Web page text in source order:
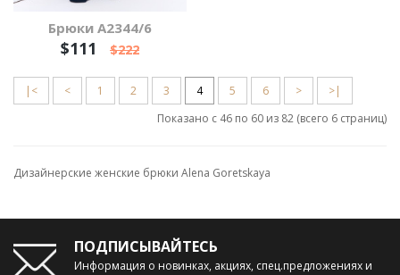
Брюки А2344/6
$111 $222
|< < 1 2 3 4 5 6 >
>|
Показано с 46 по 60 из 82 (всего 6 страниц)
Дизайнерские женские брюки Alena Goretskaya
ПОДПИСЫВАЙТЕСЬ
Информация о новинках, акциях, спец.предложениях и